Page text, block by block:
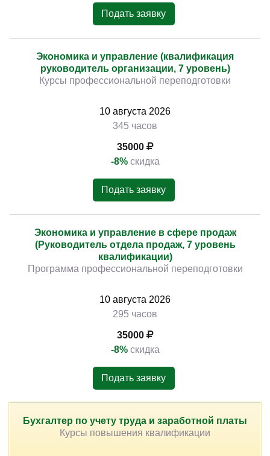
Подать заявку
Экономика и управление (квалификация
руководитель организации, 7 уровень)
Курсы профессиональной переподготовки
10 августа 2026
345 часов
35000
-8% скидка
Подать заявку
Экономика и управление в сфере продаж
(Руководитель отдела продаж, 7 уровень
квалификации)
Программа профессиональной переподготовки
10 августа 2026
295 часов
35000
-8% скидка
Подать заявку
Бухгалтер по учету труда и заработной платы
Курсы повышения квалификации